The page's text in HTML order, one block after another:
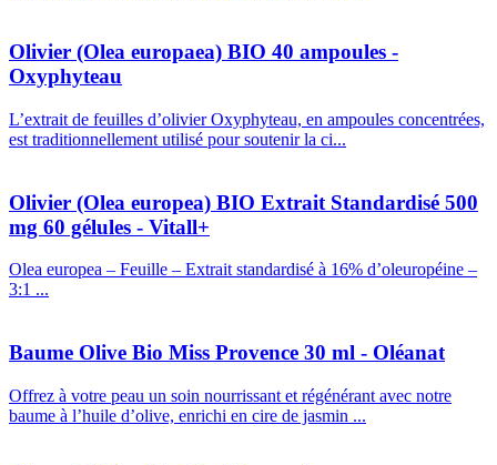
Olivier (Olea europaea) BIO 40 ampoules -
Oxyphyteau
L’extrait de feuilles d’olivier Oxyphyteau, en ampoules concentrées,
est traditionnellement utilisé pour soutenir la ci...
Olivier (Olea europea) BIO Extrait Standardisé 500
mg 60 gélules - Vitall+
Olea europea – Feuille – Extrait standardisé à 16% d’oleuropéine –
3:1 ...
Baume Olive Bio Miss Provence 30 ml - Oléanat
Offrez à votre peau un soin nourrissant et régénérant avec notre
baume à l’huile d’olive, enrichi en cire de jasmin ...